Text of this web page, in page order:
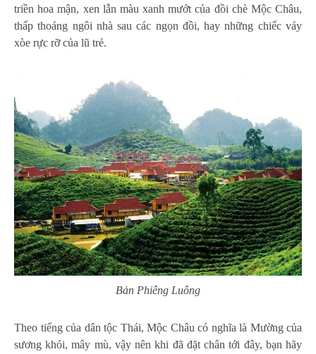
triền hoa mận, xen lẫn màu xanh mướt của đồi chè Mộc Châu,
thấp thoáng ngôi nhà sau các ngọn đồi, hay những chiếc váy
xòe rực rỡ của lũ trẻ.
Bản Phiêng Luông
Theo tiếng của dân tộc Thái, Mộc Châu có nghĩa là Mường của
sương khói, mây mù, vậy nên khi đã đặt chân tới đây, bạn hãy